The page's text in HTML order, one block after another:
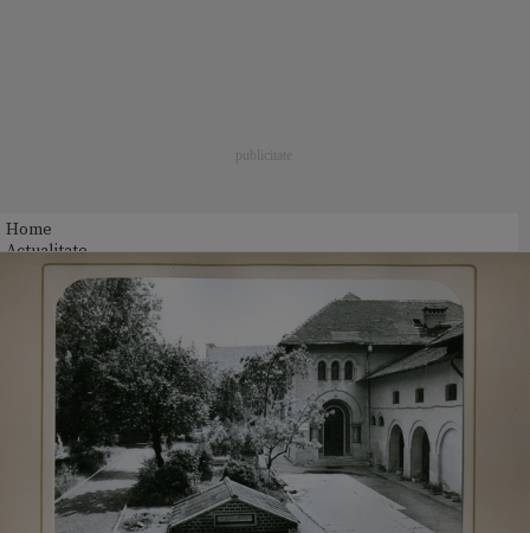
Home
Actualitate